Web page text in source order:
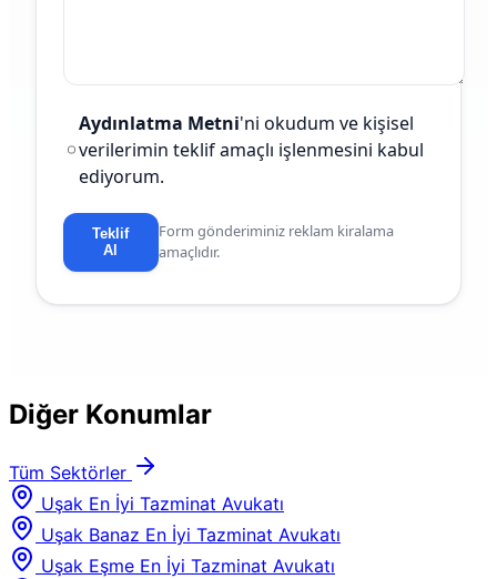
Aydınlatma Metni'ni okudum ve kişisel
verilerimin teklif amaçlı işlenmesini kabul
ediyorum.
Teklif
Al
Form gönderiminiz reklam kiralama
amaçlıdır.
Diğer Konumlar
Tüm Sektörler
Uşak En İyi Tazminat Avukatı
Uşak Banaz En İyi Tazminat Avukatı
Uşak Eşme En İyi Tazminat Avukatı